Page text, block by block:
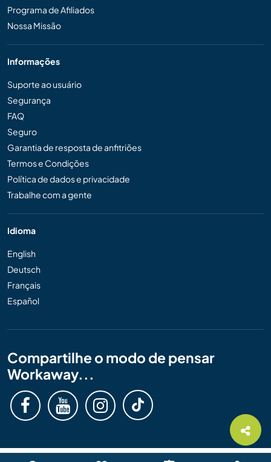
Programa de Afiliados
Nossa Missão
Informações
Suporte ao usuário
Segurança
FAQ
Seguro
Garantia de resposta de anfitriões
Termos e Condições
Política de dados e privacidade
Trabalhe com a gente
Idioma
English
Deutsch
Français
Español
Compartilhe o modo de pensar
Workaway...